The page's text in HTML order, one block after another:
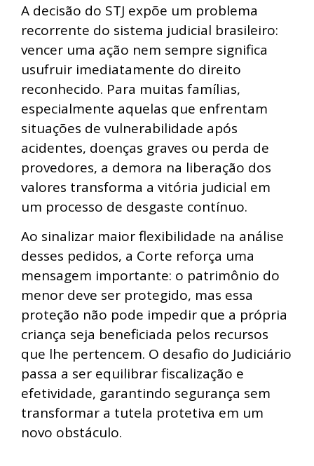
A decisão do STJ expõe um problema
recorrente do sistema judicial brasileiro:
vencer uma ação nem sempre significa
usufruir imediatamente do direito
reconhecido. Para muitas famílias,
especialmente aquelas que enfrentam
situações de vulnerabilidade após
acidentes, doenças graves ou perda de
provedores, a demora na liberação dos
valores transforma a vitória judicial em
um processo de desgaste contínuo.
Ao sinalizar maior flexibilidade na análise
desses pedidos, a Corte reforça uma
mensagem importante: o patrimônio do
menor deve ser protegido, mas essa
proteção não pode impedir que a própria
criança seja beneficiada pelos recursos
que lhe pertencem. O desafio do Judiciário
passa a ser equilibrar fiscalização e
efetividade, garantindo segurança sem
transformar a tutela protetiva em um
novo obstáculo.